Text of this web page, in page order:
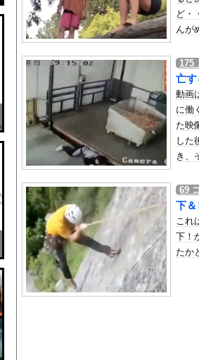
佐久間宣行『（井上和に対して）あの子売れ
【話題】河内長野市で警官が包丁男に発砲し
元F1王者ハッキネン、フェルスタペンのマク
【画像】 はいだしょうこ（47）「こんなオ
日本人女性インフルエンサー、ライブ配信中
【画像】おまえらくんの机がこの女の子の椅
【画像】この女優さん、可愛すぎる
【朗報】齋藤飛鳥、前屈みで完全に見えてる
海外「日本よ、お前がナンバーワンだ」 熊
勇気を出して白人美女にチン凸したアジア人短
10年もの間浮気してた嫁。まさかと思い長
ウクライナ侵攻以降、ロシア軍兵士のHIV感
【配信者】「金バエ」のSNS更新が1週間途
【画像】女の子「危機管理フォーーーーム！！
ど・
んが
175
亡
動画
に働
た映
した
き、
たの
69
下＆
これ
下！
たか